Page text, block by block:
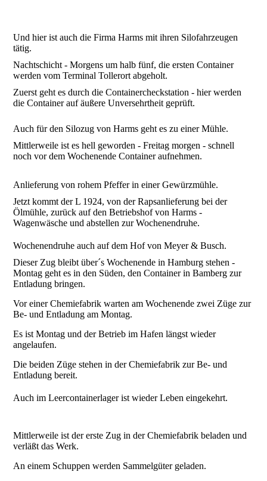
Und hier ist auch die Firma Harms mit ihren Silofahrzeugen
tätig.
Nachtschicht - Morgens um halb fünf, die ersten Container
werden vom Terminal Tollerort abgeholt.
Zuerst geht es durch die Containercheckstation - hier werden
die Container auf äußere Unversehrtheit geprüft.
Auch für den Silozug von Harms geht es zu einer Mühle.
Mittlerweile ist es hell geworden - Freitag morgen - schnell
noch vor dem Wochenende Container aufnehmen.
Anlieferung von rohem Pfeffer in einer Gewürzmühle.
Jetzt kommt der L 1924, von der Rapsanlieferung bei der
Ölmühle, zurück auf den Betriebshof von Harms -
Wagenwäsche und abstellen zur Wochenendruhe.
Wochenendruhe auch auf dem Hof von Meyer & Busch.
Dieser Zug bleibt über´s Wochenende in Hamburg stehen -
Montag geht es in den Süden, den Container in Bamberg zur
Entladung bringen.
Vor einer Chemiefabrik warten am Wochenende zwei Züge zur
Be- und Entladung am Montag.
Es ist Montag und der Betrieb im Hafen längst wieder
angelaufen.
Die beiden Züge stehen in der Chemiefabrik zur Be- und
Entladung bereit.
Auch im Leercontainerlager ist wieder Leben eingekehrt.
Mittlerweile ist der erste Zug in der Chemiefabrik beladen und
verläßt das Werk.
An einem Schuppen werden Sammelgüter geladen.